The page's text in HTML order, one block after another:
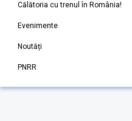
Călătoria cu trenul în România!
Evenimente
Noutăți
PNRR